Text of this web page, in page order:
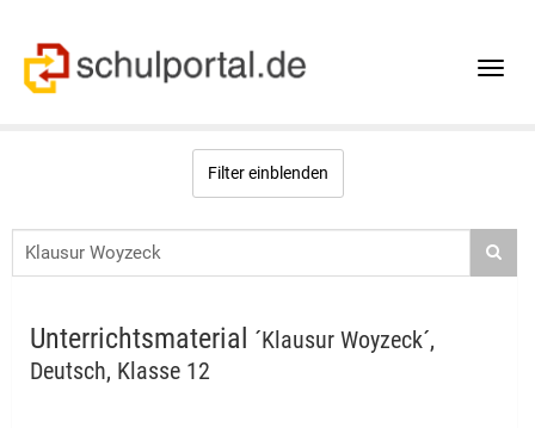
Toggle
Filter einblenden
Unterrichtsmaterial ´Klausur Woyzeck´,
Deutsch, Klasse 12